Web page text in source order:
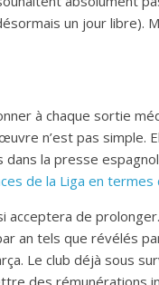
un jour libre).
à chaque sortie
n’est pas simple.
la presse
de la Liga en
acceptera de
an tels que révélés
Le club déjà sous
des rémunérations